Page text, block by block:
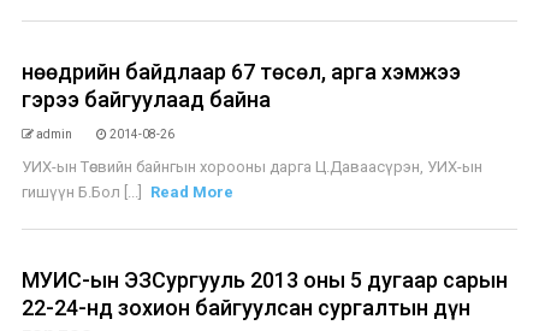
Өнөөдрийн байдлаар 67 төсөл, арга хэмжээ
гэрээ байгуулаад байна
admin 2014-08-26
УИХ-ын Төсвийн байнгын хорооны дарга Ц.Даваасүрэн, УИХ-ын
гишүүн Б.Бол [...]
Read More
МУИС-ын ЭЗСургууль 2013 оны 5 дугаар сарын
22-24-нд зохион байгуулсан сургалтын дүн